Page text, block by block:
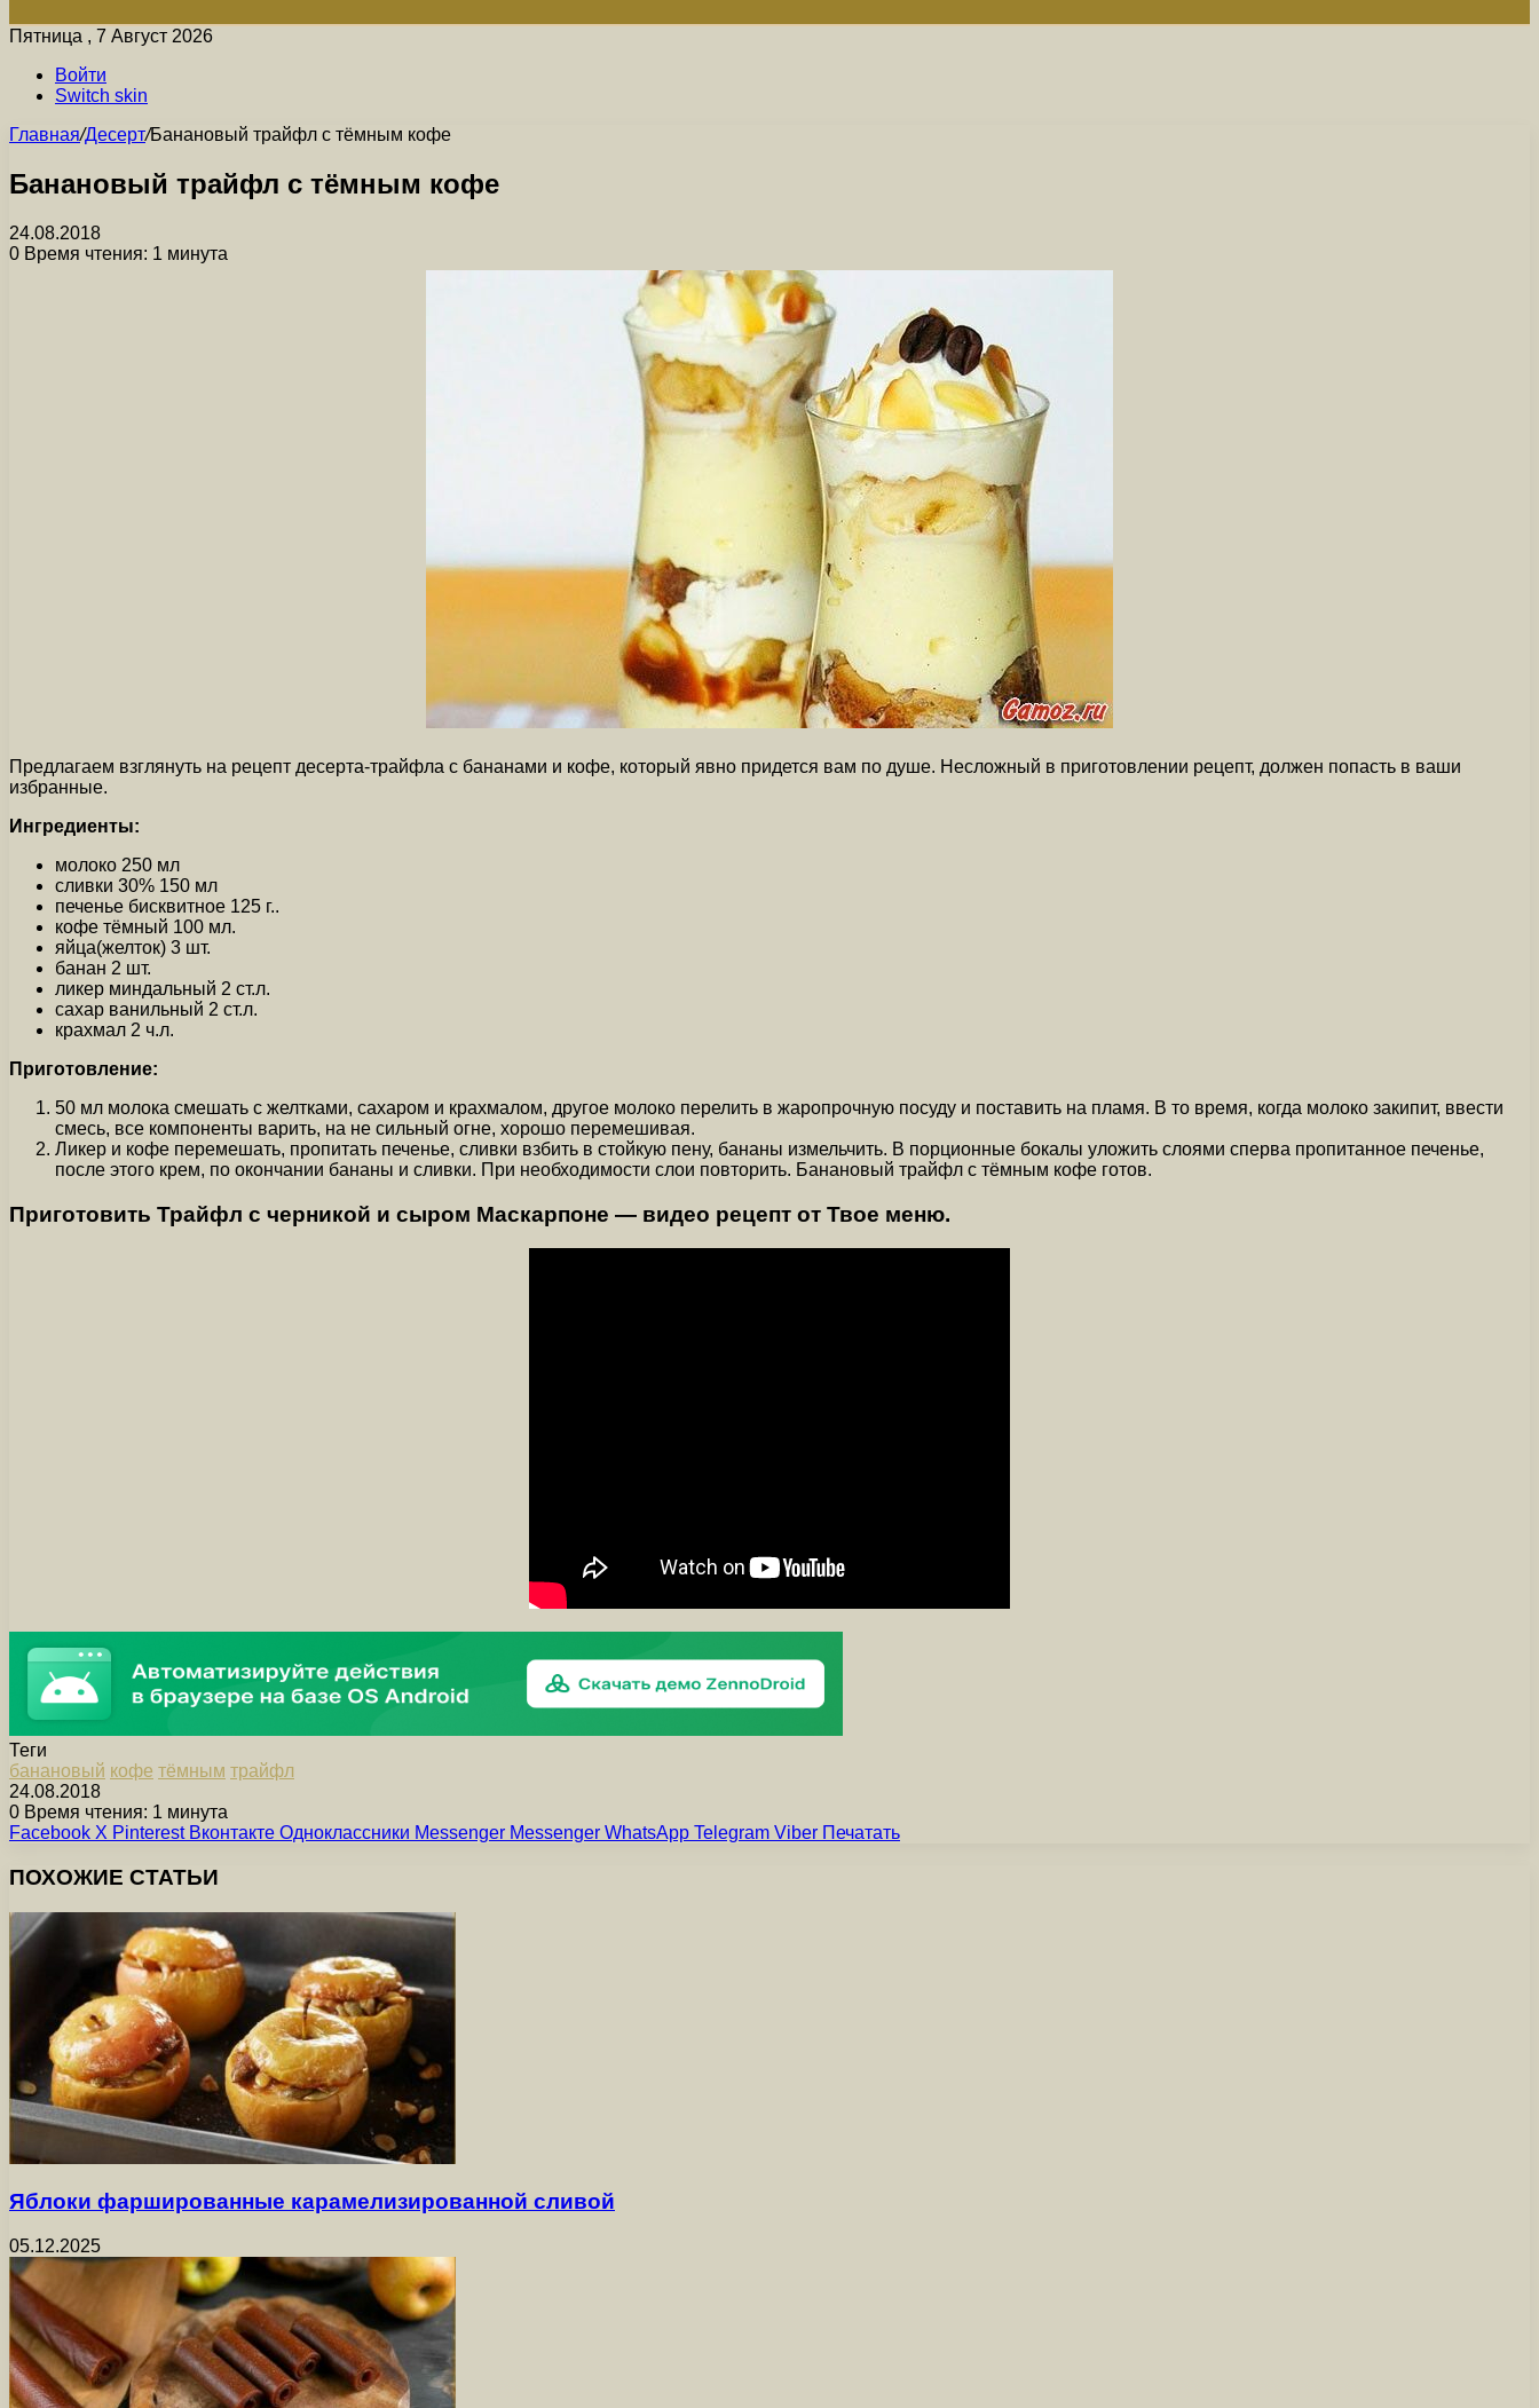
Пятница , 7 Август 2026
Войти
Switch skin
Главная/Десерт/Банановый трайфл с тёмным кофе
Банановый трайфл с тёмным кофе
24.08.2018
0 Время чтения: 1 минута
Предлагаем взглянуть на рецепт десерта-трайфла с бананами и кофе, который явно придется вам по душе. Несложный в приготовлении рецепт, должен попасть в ваши
избранные.
Ингредиенты:
молоко 250 мл
сливки 30% 150 мл
печенье бисквитное 125 г..
кофе тёмный 100 мл.
яйца(желток) 3 шт.
банан 2 шт.
ликер миндальный 2 ст.л.
сахар ванильный 2 ст.л.
крахмал 2 ч.л.
Приготовление:
50 мл молока смешать с желтками, сахаром и крахмалом, другое молоко перелить в жаропрочную посуду и поставить на пламя. В то время, когда молоко закипит, ввести
смесь, все компоненты варить, на не сильный огне, хорошо перемешивая.
Ликер и кофе перемешать, пропитать печенье, сливки взбить в стойкую пену, бананы измельчить. В порционные бокалы уложить слоями сперва пропитанное печенье,
после этого крем, по окончании бананы и сливки. При необходимости слои повторить. Банановый трайфл с тёмным кофе готов.
Приготовить Трайфл с черникой и сыром Маскарпоне — видео рецепт от Твое меню.
Теги
банановый кофе тёмным трайфл
24.08.2018
0 Время чтения: 1 минута
Facebook X Pinterest Вконтакте Одноклассники Messenger Messenger WhatsApp Telegram Viber Печатать
ПОХОЖИЕ СТАТЬИ
Яблоки фаршированные карамелизированной сливой
05.12.2025